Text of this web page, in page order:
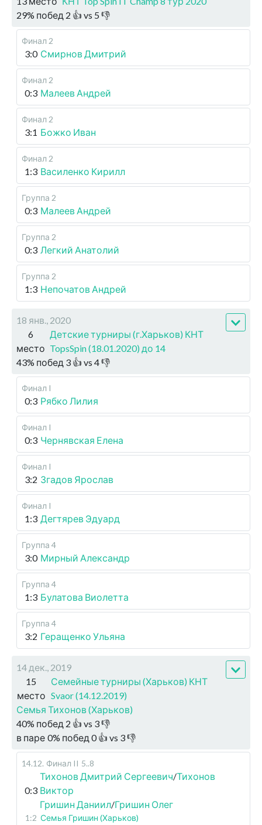
29% побед 2 👍 vs 5 👎
Финал 2
3:0 Смирнов Дмитрий
Финал 2
0:3 Малеев Андрей
Финал 2
3:1 Божко Иван
Финал 2
1:3 Василенко Кирилл
Группа 2
0:3 Малеев Андрей
Группа 2
0:3 Легкий Анатолий
Группа 2
1:3 Непочатов Андрей
18 янв., 2020
6
место
Детские турниры (г.Харьков) КНТ
TopsSpin (18.01.2020) до 14
43% побед 3 👍 vs 4👎
Финал I
0:3 Рябко Лилия
Финал I
0:3 Чернявская Елена
Финал I
3:2 Згадов Ярослав
Финал I
1:3 Дегтярев Эдуард
Группа 4
3:0 Мирный Александр
Группа 4
1:3 Булатова Виолетта
Группа 4
3:2 Геращенко Ульяна
14 дек., 2019
15
место
Семейные турниры (Харьков) КНТ
Svaor (14.12.2019)
Семья Тихонов (Харьков)
40% побед 2 👍 vs 3👎
в паре 0% побед 0👍 vs 3👎
14.12. Финал II 5..8
0:3
Тихонов Дмитрий Сергеевич/Тихонов
Виктор
Гришин Даниил/Гришин Олег
1:2 Семья Гришин (Харьков)